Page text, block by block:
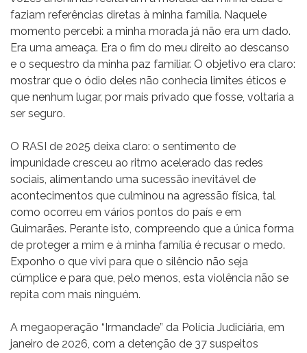
faziam referências diretas à minha família. Naquele
momento percebi: a minha morada já não era um dado.
Era uma ameaça. Era o fim do meu direito ao descanso
e o sequestro da minha paz familiar. O objetivo era claro:
mostrar que o ódio deles não conhecia limites éticos e
que nenhum lugar, por mais privado que fosse, voltaria a
ser seguro.
O RASI de 2025 deixa claro: o sentimento de
impunidade cresceu ao ritmo acelerado das redes
sociais, alimentando uma sucessão inevitável de
acontecimentos que culminou na agressão física, tal
como ocorreu em vários pontos do país e em
Guimarães. Perante isto, compreendo que a única forma
de proteger a mim e à minha família é recusar o medo.
Exponho o que vivi para que o silêncio não seja
cúmplice e para que, pelo menos, esta violência não se
repita com mais ninguém.
A megaoperação “Irmandade” da Polícia Judiciária, em
janeiro de 2026, com a detenção de 37 suspeitos